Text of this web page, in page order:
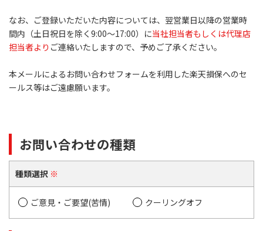
なお、ご登録いただいた内容については、翌営業日以降の営業時
間内（土日祝日を除く9:00～17:00）に当社担当者もしくは代理店
担当者より ご連絡いたしますので、予めご了承ください。
本メールによるお問い合わせフォームを利用した楽天損保へのセ
ールス等はご遠慮願います。
お問い合わせの種類
種類選択 ※
ご意見・ご要望(苦情) クーリングオフ